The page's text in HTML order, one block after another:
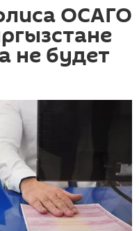
ОСАГО
не будет